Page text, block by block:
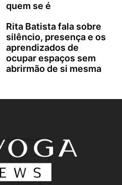
quem se é
Rita Batista fala sobre
silêncio, presença e os
aprendizados de
ocupar espaços sem
abrirmão de si mesma